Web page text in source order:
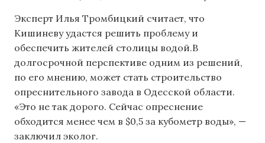
Эксперт Илья Тромбицкий считает, что
Кишиневу удастся решить проблему и
обеспечить жителей столицы водой.В
долгосрочной перспективе одним из решений,
по его мнению, может стать строительство
опреснительного завода в Одесской области.
«Это не так дорого. Сейчас опреснение
обходится менее чем в $0,5 за кубометр воды», —
заключил эколог.